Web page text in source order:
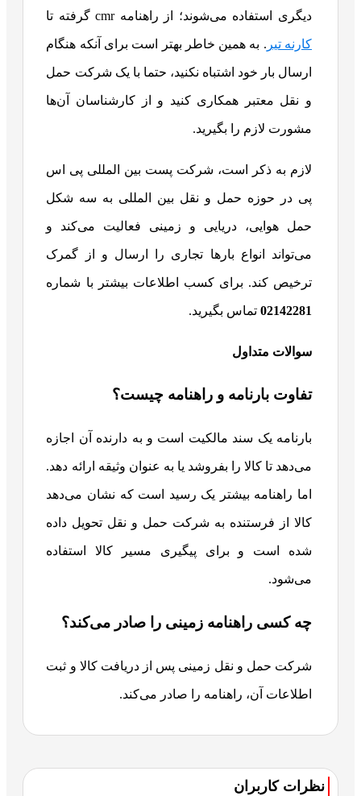
دیگری استفاده می‌شوند؛ از راهنامه cmr گرفته تا
کارنه تیر . به همین خاطر بهتر است برای آنکه هنگام
ارسال بار خود اشتباه نکنید، حتما با یک شرکت حمل
و نقل معتبر همکاری کنید و از کارشناسان آن‌ها
مشورت لازم را بگیرید.
لازم به ذکر است، شرکت پست بین المللی پی اس
پی در حوزه حمل و نقل بین المللی به سه شکل
حمل هوایی، دریایی و زمینی فعالیت می‌کند و
می‌تواند انواع بارها تجاری را ارسال و از گمرک
ترخیص کند. برای کسب اطلاعات بیشتر با شماره
02142281 تماس بگیرید.
سوالات متداول
تفاوت بارنامه و راهنامه چیست؟
بارنامه یک سند مالکیت است و به دارنده آن اجازه
می‌دهد تا کالا را بفروشد یا به عنوان وثیقه ارائه دهد.
اما راهنامه بیشتر یک رسید است که نشان می‌دهد
کالا از فرستنده به شرکت حمل و نقل تحویل داده
شده است و برای پیگیری مسیر کالا استفاده
می‌شود.
چه کسی راهنامه زمینی را صادر می‌کند؟
شرکت حمل و نقل زمینی پس از دریافت کالا و ثبت
اطلاعات آن، راهنامه را صادر می‌کند.
نظرات کاربران